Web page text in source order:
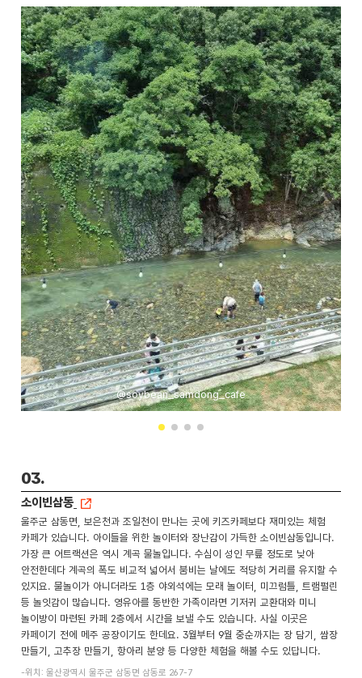
@soybean_samdong_cafe
03.
소이빈삼동
울주군 삼동면, 보은천과 조일천이 만나는 곳에 키즈카페보다 재미있는 체험
카페가 있습니다. 아이들을 위한 놀이터와 장난감이 가득한 소이빈삼동입니다.
가장 큰 어트랙션은 역시 계곡 물놀입니다. 수심이 성인 무릎 정도로 낮아
안전한데다 계곡의 폭도 비교적 넓어서 붐비는 날에도 적당히 거리를 유지할 수
있지요. 물놀이가 아니더라도 1층 야외석에는 모래 놀이터, 미끄럼틀, 트램펄린
등 놀잇감이 많습니다. 영유아를 동반한 가족이라면 기저귀 교환대와 미니
놀이방이 마련된 카페 2층에서 시간을 보낼 수도 있습니다. 사실 이곳은
카페이기 전에 메주 공장이기도 한데요. 3월부터 9월 중순까지는 장 담기, 쌈장
만들기, 고추장 만들기, 항아리 분양 등 다양한 체험을 해볼 수도 있답니다.
-위치: 울산광역시 울주군 삼동면 삼동로 267-7